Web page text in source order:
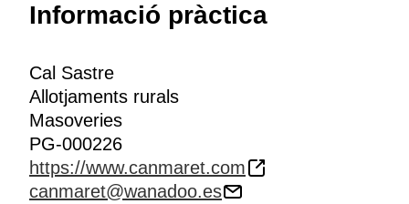
Informació pràctica
Cal Sastre
Allotjaments rurals
Masoveries
PG-000226
https://www.canmaret.com
canmaret@wanadoo.es